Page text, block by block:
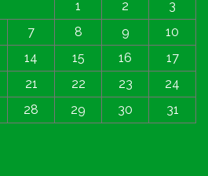
1 2
3
7 8 9
10
14 15 16
17
21 22 23
24
28 29 30 31